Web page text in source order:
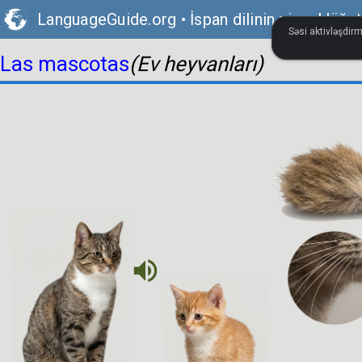
LanguageGuide.org • İspan dilinin vizual
Las mascotas(Ev heyvanları)
Səsi
volume_up